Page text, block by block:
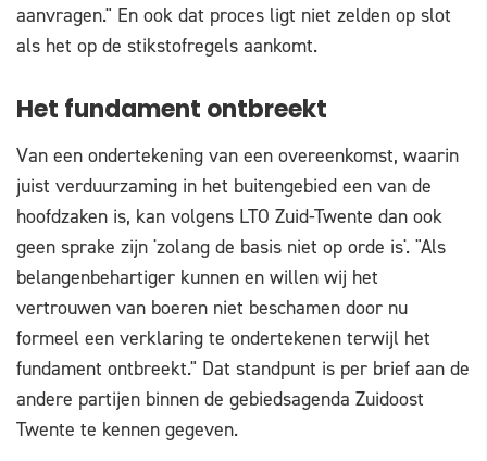
aanvragen." En ook dat proces ligt niet zelden op slot
als het op de stikstofregels aankomt.
Het fundament ontbreekt
Van een ondertekening van een overeenkomst, waarin
juist verduurzaming in het buitengebied een van de
hoofdzaken is, kan volgens LTO Zuid-Twente dan ook
geen sprake zijn 'zolang de basis niet op orde is'. "Als
belangenbehartiger kunnen en willen wij het
vertrouwen van boeren niet beschamen door nu
formeel een verklaring te ondertekenen terwijl het
fundament ontbreekt." Dat standpunt is per brief aan de
andere partijen binnen de gebiedsagenda Zuidoost
Twente te kennen gegeven.